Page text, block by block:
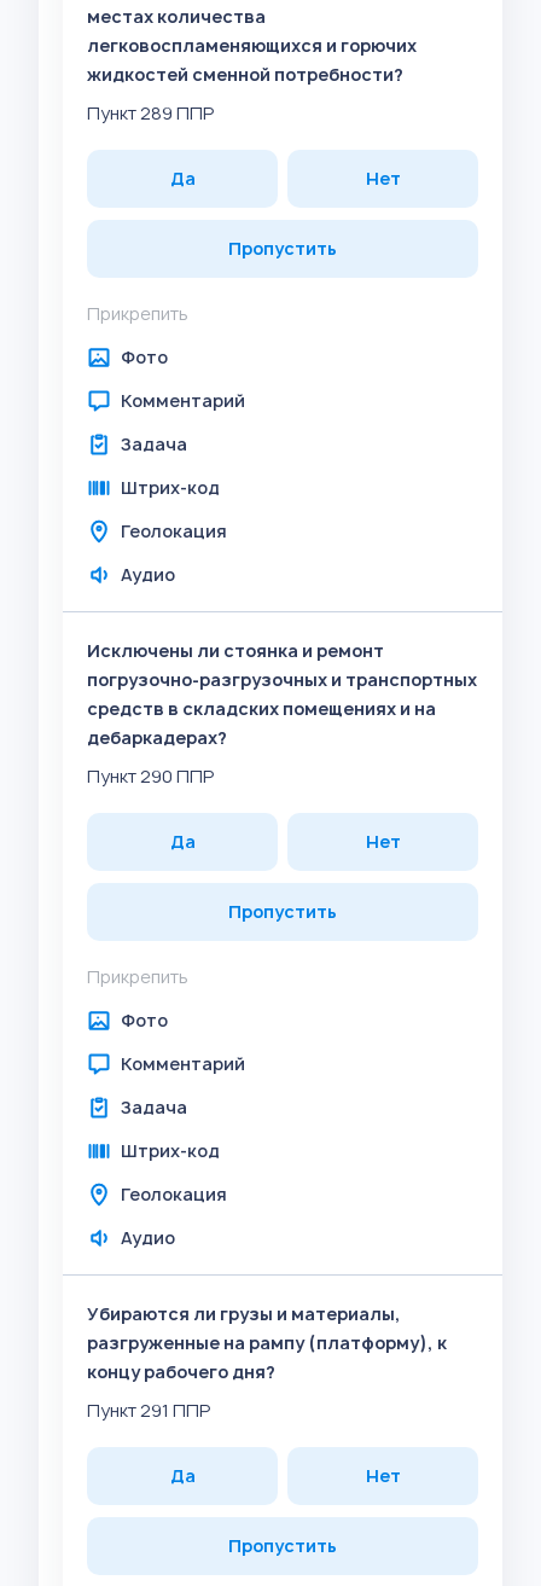
местах количества
легковоспламеняющихся и горючих
жидкостей сменной потребности?
Пункт 289 ППР
Да Нет
Пропустить
Прикрепить
Фото
Комментарий
Задача
Штрих-код
Геолокация
Аудио
Исключены ли стоянка и ремонт
погрузочно-разгрузочных и транспортных
средств в складских помещениях и на
дебаркадерах?
Пункт 290 ППР
Да Нет
Пропустить
Прикрепить
Фото
Комментарий
Задача
Штрих-код
Геолокация
Аудио
Убираются ли грузы и материалы,
разгруженные на рампу (платформу), к
концу рабочего дня?
Пункт 291 ППР
Да Нет
Пропустить